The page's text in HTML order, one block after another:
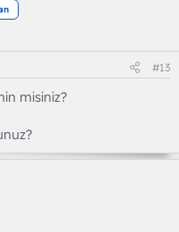
#13
misiniz?